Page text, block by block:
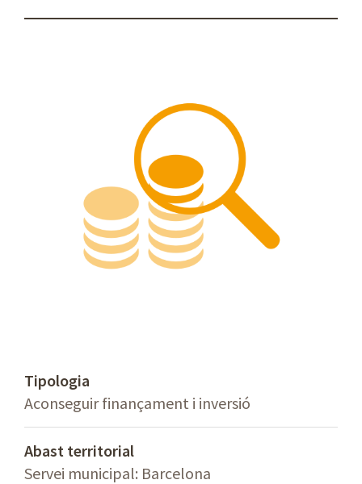
Tipologia
Aconseguir finançament i inversió
Abast territorial
Servei municipal: Barcelona